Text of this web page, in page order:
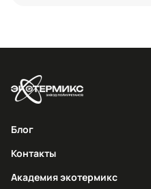
Блог
Контакты
Академия экотермикс